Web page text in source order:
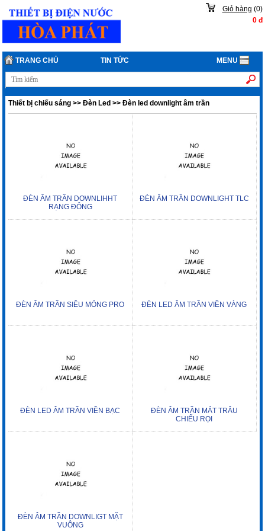
Giỏ hàng (0)
0đ
TRANG CHỦ TIN TỨC MENU
Thiết bị chiếu sáng >>Đèn Led >>Đèn led downlight âm trần
ĐÈN ÂM TRẦN DOWNLIHHT
RẠNG ĐÔNG
ĐÈN ÂM TRẦN DOWNLIGHT TLC
ĐÈN ÂM TRẦN SIÊU MỎNG PRO ĐÈN LED ÂM TRẦN VIỀN VÀNG
ĐÈN LED ÂM TRẦN VIỀN BẠC
ĐÈN ÂM TRẦN MẮT TRÂU
CHIẾU RỌI
ĐÈN ÂM TRẦN DOWNLIGT MẶT
VUÔNG